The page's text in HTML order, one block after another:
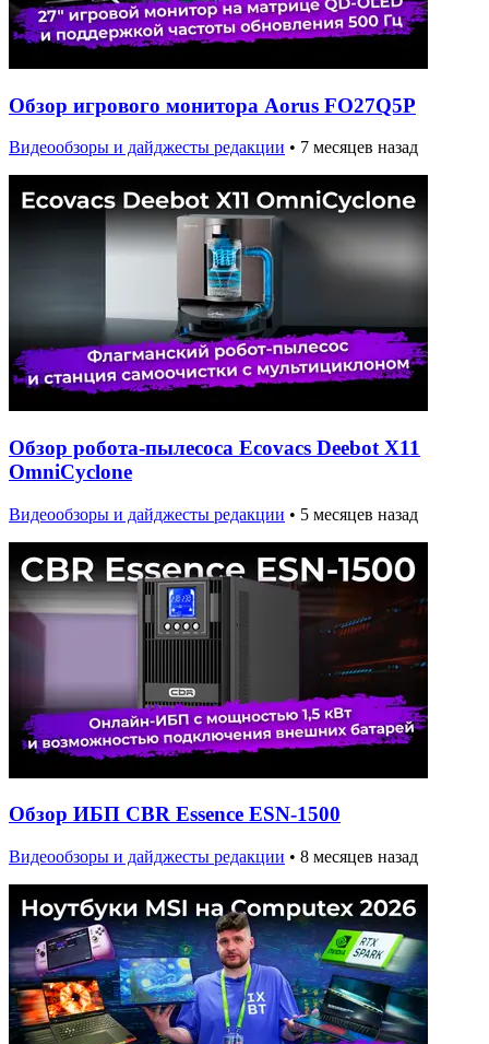
Обзор игрового монитора Aorus FO27Q5P
Видеообзоры и дайджесты редакции • 7 месяцев назад
Обзор робота-пылесоса Ecovacs Deebot X11
OmniCyclone
Видеообзоры и дайджесты редакции • 5 месяцев назад
Обзор ИБП CBR Essence ESN-1500
Видеообзоры и дайджесты редакции • 8 месяцев назад